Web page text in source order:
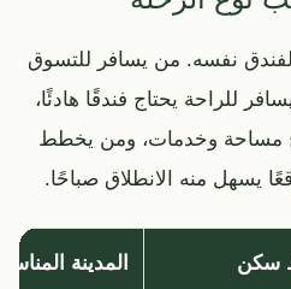
نفسه. من يسافر للتسوق
للراحة يحتاج فندقًا هادئًا،
مساحة وخدمات، ومن يخطط
يسهل منه الانطلاق صباحًا.
سكن المدينة